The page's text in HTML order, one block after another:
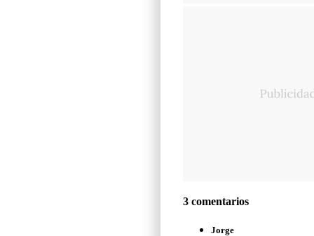
3 comentarios
Jorge